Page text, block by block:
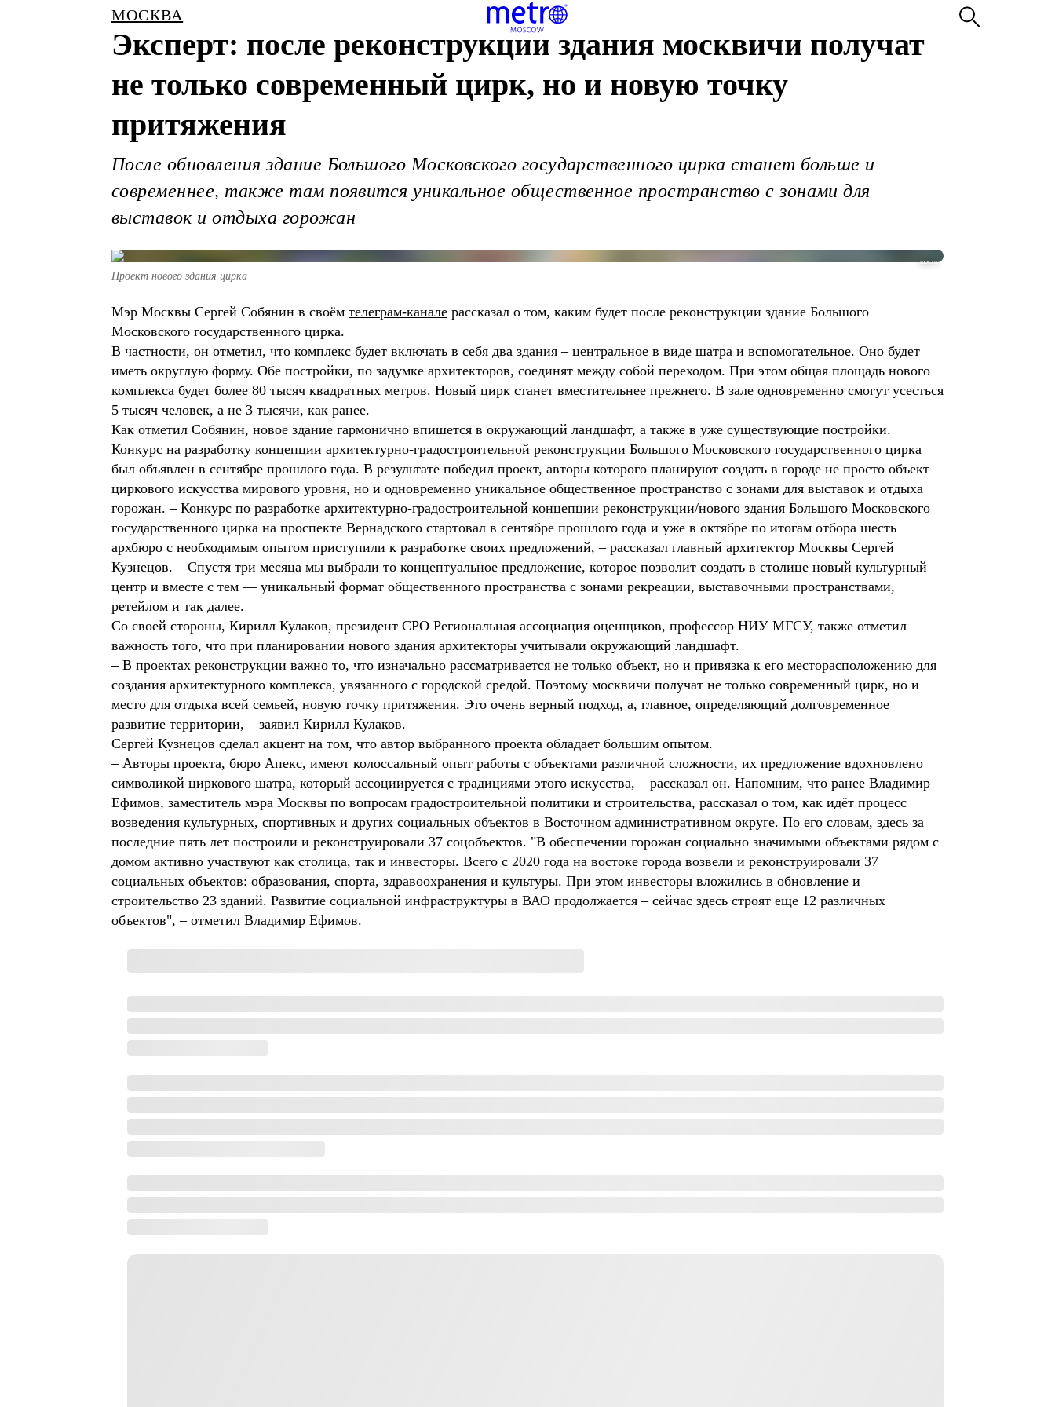
МОСКВА
Эксперт: после реконструкции здания москвичи получат
не только современный цирк, но и новую точку
притяжения
После обновления здание Большого Московского государственного цирка станет больше и
современнее, также там появится уникальное общественное пространство с зонами для
выставок и отдыха горожан
mos.ru
Проект нового здания цирка
Мэр Москвы Сергей Собянин в своём телеграм-канале рассказал о том, каким будет после реконструкции здание Большого
Московского государственного цирка.
В частности, он отметил, что комплекс будет включать в себя два здания – центральное в виде шатра и вспомогательное. Оно будет
иметь округлую форму. Обе постройки, по задумке архитекторов, соединят между собой переходом. При этом общая площадь нового
комплекса будет более 80 тысяч квадратных метров. Новый цирк станет вместительнее прежнего. В зале одновременно смогут усесться
5 тысяч человек, а не 3 тысячи, как ранее.
Как отметил Собянин, новое здание гармонично впишется в окружающий ландшафт, а также в уже существующие постройки.
Конкурс на разработку концепции архитектурно-градостроительной реконструкции Большого Московского государственного цирка
был объявлен в сентябре прошлого года. В результате победил проект, авторы которого планируют создать в городе не просто объект
циркового искусства мирового уровня, но и одновременно уникальное общественное пространство с зонами для выставок и отдыха
горожан. – Конкурс по разработке архитектурно-градостроительной концепции реконструкции/нового здания Большого Московского
государственного цирка на проспекте Вернадского стартовал в сентябре прошлого года и уже в октябре по итогам отбора шесть
архбюро с необходимым опытом приступили к разработке своих предложений, – рассказал главный архитектор Москвы Сергей
Кузнецов. – Спустя три месяца мы выбрали то концептуальное предложение, которое позволит создать в столице новый культурный
центр и вместе с тем — уникальный формат общественного пространства с зонами рекреации, выставочными пространствами,
ретейлом и так далее.
Со своей стороны, Кирилл Кулаков, президент СРО Региональная ассоциация оценщиков, профессор НИУ МГСУ, также отметил
важность того, что при планировании нового здания архитекторы учитывали окружающий ландшафт.
– В проектах реконструкции важно то, что изначально рассматривается не только объект, но и привязка к его месторасположению для
создания архитектурного комплекса, увязанного с городской средой. Поэтому москвичи получат не только современный цирк, но и
место для отдыха всей семьей, новую точку притяжения. Это очень верный подход, а, главное, определяющий долговременное
развитие территории, – заявил Кирилл Кулаков.
Сергей Кузнецов сделал акцент на том, что автор выбранного проекта обладает большим опытом.
– Авторы проекта, бюро Апекс, имеют колоссальный опыт работы с объектами различной сложности, их предложение вдохновлено
символикой циркового шатра, который ассоциируется с традициями этого искусства, – рассказал он. Напомним, что ранее Владимир
Ефимов, заместитель мэра Москвы по вопросам градостроительной политики и строительства, рассказал о том, как идёт процесс
возведения культурных, спортивных и других социальных объектов в Восточном административном округе. По его словам, здесь за
последние пять лет построили и реконструировали 37 соцобъектов. "В обеспечении горожан социально значимыми объектами рядом с
домом активно участвуют как столица, так и инвесторы. Всего с 2020 года на востоке города возвели и реконструировали 37
социальных объектов: образования, спорта, здравоохранения и культуры. При этом инвесторы вложились в обновление и
строительство 23 зданий. Развитие социальной инфраструктуры в ВАО продолжается – сейчас здесь строят еще 12 различных
объектов", – отметил Владимир Ефимов.